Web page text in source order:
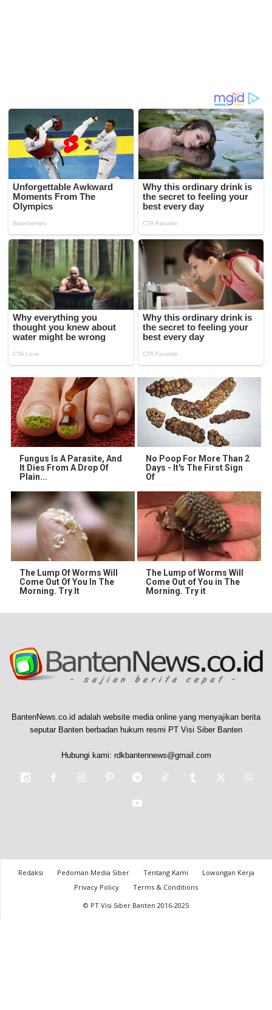
Fungus Is A Parasite, And
It Dies From A Drop Of
Plain...
No Poop For More Than 2
Days - It's The First Sign
Of
The Lump Of Worms Will
Come Out Of You In The
Morning. Try It
The Lump of Worms Will
Come Out of You in The
Morning. Try it
BantenNews.co.id adalah website media online yang menyajikan berita
seputar Banten berbadan hukum resmi PT Visi Siber Banten
Hubungi kami: rdkbantennews@gmail.com
Redaksi Pedoman Media Siber Tentang Kami
Lowongan Kerja
Privacy Policy
Terms & Conditions
© PT Visi Siber Banten 2016-2025